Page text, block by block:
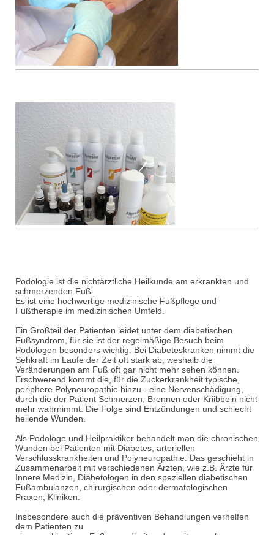
Podologie ist die nichtärztliche Heilkunde am erkrankten und
schmerzenden Fuß.
Es ist eine hochwertige medizinische Fußpflege und
Fußtherapie im medizinischen Umfeld.
Ein Großteil der Patienten leidet unter dem diabetischen
Fußsyndrom, für sie ist der regelmäßige Besuch beim
Podologen besonders wichtig. Bei Diabeteskranken nimmt die
Sehkraft im Laufe der Zeit oft stark ab, weshalb die
Veränderungen am Fuß oft gar nicht mehr sehen können.
Erschwerend kommt die, für die Zuckerkrankheit typische,
periphere Polyneuropathie hinzu - eine Nervenschädigung,
durch die der Patient Schmerzen, Brennen oder Kriibbeln nicht
mehr wahrnimmt. Die Folge sind Entzündungen und schlecht
heilende Wunden.
Als Podologe und Heilpraktiker behandelt man die chronischen
Wunden bei Patienten mit Diabetes, arteriellen
Verschlusskrankheiten und Polyneuropathie. Das geschieht in
Zusammenarbeit mit verschiedenen Ärzten, wie z.B. Ärzte für
Innere Medizin, Diabetologen in den speziellen diabetischen
Fußambulanzen, chirurgischen oder dermatologischen
Praxen, Kliniken.
Insbesondere auch die präventiven Behandlungen verhelfen
dem Patienten zu